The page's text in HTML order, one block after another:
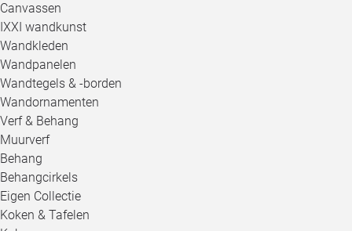
Canvassen
IXXI wandkunst
Wandkleden
Wandpanelen
Wandtegels & -borden
Wandornamenten
Verf & Behang
Muurverf
Behang
Behangcirkels
Eigen Collectie
Koken & Tafelen